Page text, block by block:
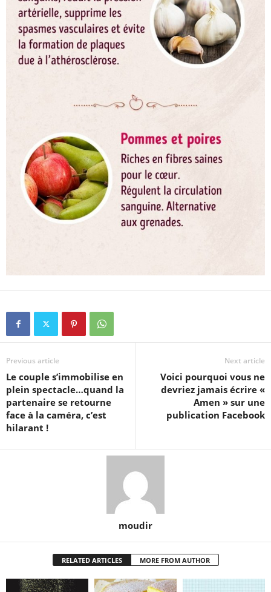
Previous article
Le couple s’immobilise en
plein spectacle…quand la
partenaire se retourne
face à la caméra, c’est
hilarant !
Next article
Voici pourquoi vous ne
devriez jamais écrire «
Amen » sur une
publication Facebook
moudir
RELATED ARTICLES MORE FROM AUTHOR